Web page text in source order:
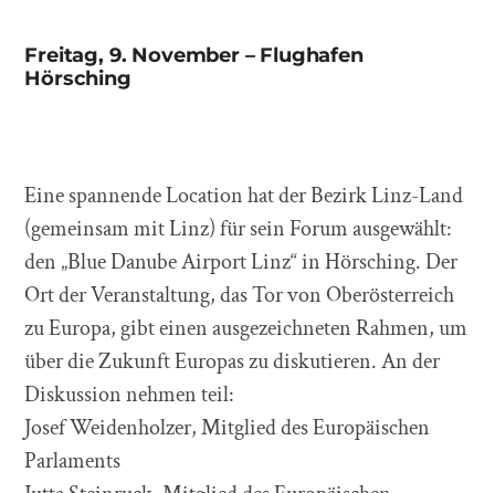
Freitag, 9. November – Flughafen
Hörsching
Eine spannende Location hat der Bezirk Linz-Land
(gemeinsam mit Linz) für sein Forum ausgewählt:
den „Blue Danube Airport Linz“ in Hörsching. Der
Ort der Veranstaltung, das Tor von Oberösterreich
zu Europa, gibt einen ausgezeichneten Rahmen, um
über die Zukunft Europas zu diskutieren. An der
Diskussion nehmen teil:
Josef Weidenholzer, Mitglied des Europäischen
Parlaments